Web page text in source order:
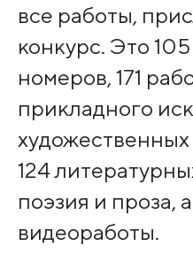
все работы,
конкурс. Это
номеров, 171
прикладного
124
поэзия и проза,
видеоработы.